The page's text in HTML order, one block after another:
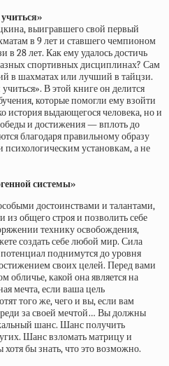
выигравшего свой первый
в 9 лет и ставшего чемпионом
в 28 лет. Как ему удалось достичь
спортивных дисциплинах? Сам
в шахматах или лучший в тайцзи.
В этой книге он делится
которые помогли ему взойти
история выдающегося человека, но и
и достижения — вплоть до
благодаря правильному образу
установкам, а не
системы»
достоинствами и талантами,
из общего строя и позволить себе
технику освобождения,
создать себе любой мир. Сила
поднимутся до уровня
своих целей. Перед вами
обличье, какой она является на
мечта, если ваша цель
того же, чего и вы, если вам
за своей мечтой… Вы должны
шанс. Шанс получить
Шанс взломать матрицу и
бы знать, что это возможно.